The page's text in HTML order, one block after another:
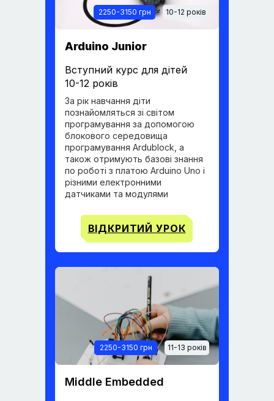
Arduino Junior
2250-3150 грн
Вступний курс для дітей
10-12 років
За рік навчання діти
познайомляться зі світом
програмування за допомогою
блокового середовища
програмування Ardublock, а
також отримують базові знання
по роботі з платою Arduino Uno і
різними електронними
датчиками та модулями
10-12 років
Middle Embedded
ВІДКРИТИЙ УРОК
11-13 років
2250-3150 грн